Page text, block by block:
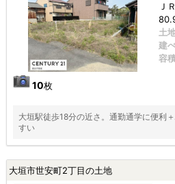
10枚
Ｊ
土
建
容
大垣駅徒歩18分の近さ。通勤通学に便利
すい
大垣市世安町2丁目の土地